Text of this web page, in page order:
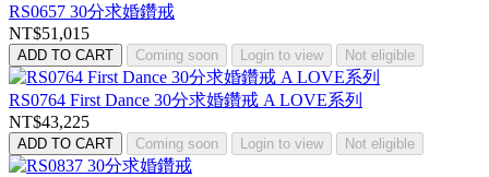
RS0657 30分求婚鑽戒
NT$51,015
ADD TO CART Coming soon Login to view Not eligible
RS0764 First Dance 30分求婚鑽戒 A LOVE系列
NT$43,225
ADD TO CART Coming soon Login to view Not eligible